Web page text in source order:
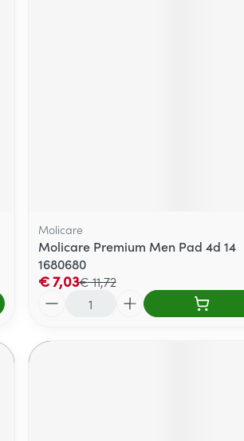
Molicare
Molicare Premium Men Pad 4d 14
1680680
€ 11,72
€ 7,03